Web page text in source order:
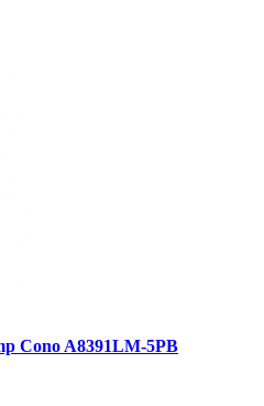
Cono A8391LM-5PB